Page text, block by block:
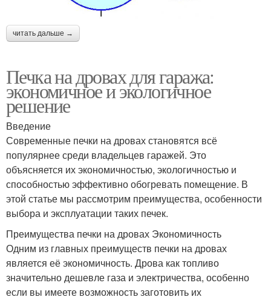
читать дальше →
Печка на дровах для гаража:
экономичное и экологичное
решение
Введение
Современные печки на дровах становятся всё
популярнее среди владельцев гаражей. Это
объясняется их экономичностью, экологичностью и
способностью эффективно обогревать помещение. В
этой статье мы рассмотрим преимущества, особенности
выбора и эксплуатации таких печек.
Преимущества печки на дровах Экономичность
Одним из главных преимуществ печки на дровах
является её экономичность. Дрова как топливо
значительно дешевле газа и электричества, особенно
если вы имеете возможность заготовить их